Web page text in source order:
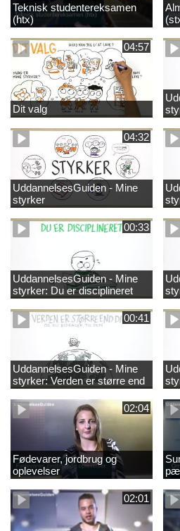
Teknisk studentereksamen
(htx)
04:57
Dit valg
04:32
UddannelsesGuiden - Mine
styrker
00:33
UddannelsesGuiden - Mine
styrker: Du er disciplineret
00:41
UddannelsesGuiden - Mine
styrker: Verden er større end
dig og du bidrager til den
02:04
Fødevarer, jordbrug og
oplevelser
02:01